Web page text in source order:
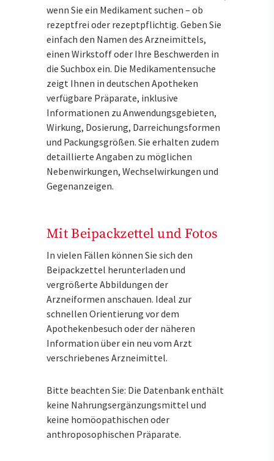
wenn Sie ein Medikament suchen – ob
rezeptfrei oder rezeptpflichtig. Geben Sie
einfach den Namen des Arzneimittels,
einen Wirkstoff oder Ihre Beschwerden in
die Suchbox ein. Die Medikamentensuche
zeigt Ihnen in deutschen Apotheken
verfügbare Präparate, inklusive
Informationen zu Anwendungsgebieten,
Wirkung, Dosierung, Darreichungsformen
und Packungsgrößen. Sie erhalten zudem
detaillierte Angaben zu möglichen
Nebenwirkungen, Wechselwirkungen und
Gegenanzeigen.
Mit Beipackzettel und Fotos
In vielen Fällen können Sie sich den
Beipackzettel herunterladen und
vergrößerte Abbildungen der
Arzneiformen anschauen. Ideal zur
schnellen Orientierung vor dem
Apothekenbesuch oder der näheren
Information über ein neu vom Arzt
verschriebenes Arzneimittel.
Bitte beachten Sie: Die Datenbank enthält
keine Nahrungsergänzungsmittel und
keine homöopathischen oder
anthroposophischen Präparate.